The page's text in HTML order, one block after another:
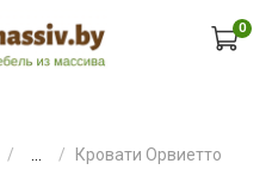
0
Кровати Орвиетто